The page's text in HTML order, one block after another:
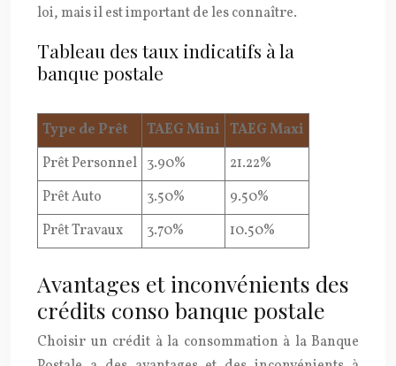
loi, mais il est important de les connaître.
Tableau des taux indicatifs à la
banque postale
Type de Prêt TAEG Mini TAEG Maxi
Prêt Personnel 3.90%
21.22%
Prêt Auto
3.50%
9.50%
Prêt Travaux
3.70% 10.50%
Avantages et inconvénients des
crédits conso banque postale
Choisir un crédit à la consommation à la Banque